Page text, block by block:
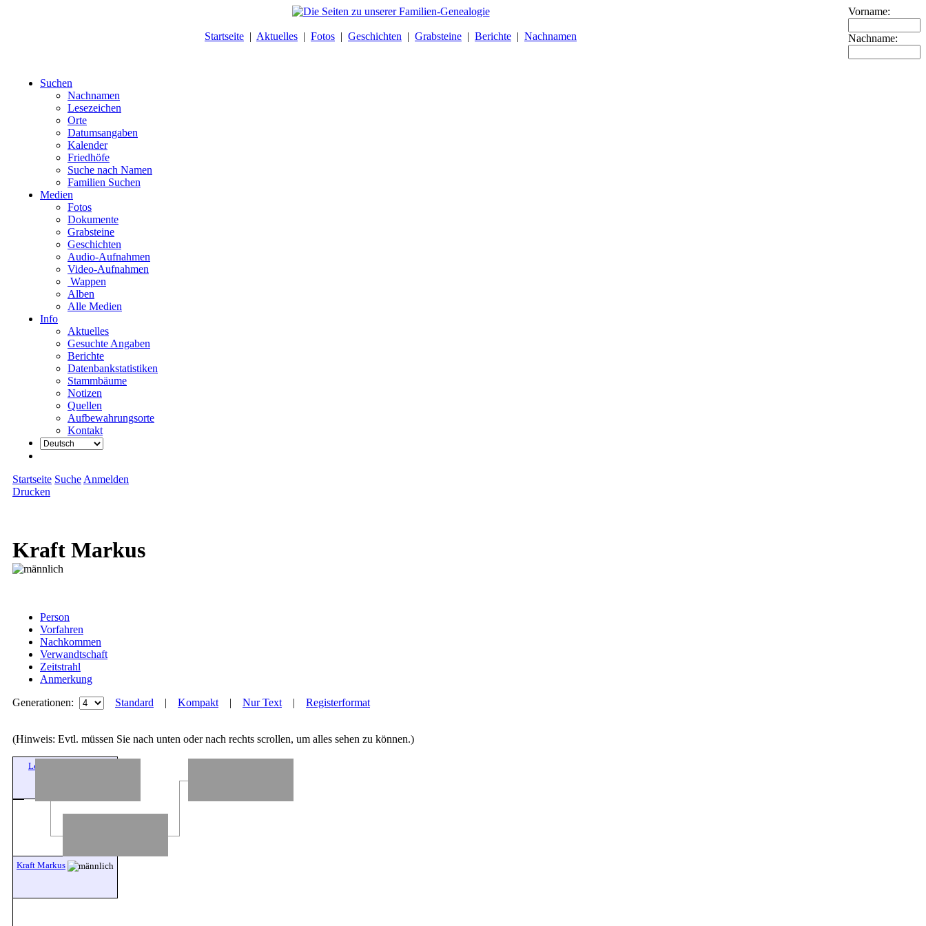
Startseite | Aktuelles | Fotos | Geschichten | Grabsteine | Berichte | Nachnamen
Vorname:
Nachname:
Suchen
Nachnamen
Lesezeichen
Orte
Datumsangaben
Kalender
Friedhöfe
Suche nach Namen
Familien Suchen
Medien
Fotos
Dokumente
Grabsteine
Geschichten
Audio-Aufnahmen
Video-Aufnahmen
Wappen
Alben
Alle Medien
Info
Aktuelles
Gesuchte Angaben
Berichte
Datenbankstatistiken
Stammbäume
Notizen
Quellen
Aufbewahrungsorte
Kontakt
Startseite Suche Anmelden
Drucken
Kraft Markus
Person
Vorfahren
Nachkommen
Verwandtschaft
Zeitstrahl
Anmerkung
Generationen:
Standard | Kompakt| Nur Text| Registerformat
(Hinweis: Evtl. müssen Sie nach unten oder nach rechts scrollen, um alles sehen zu können.)
Lebend
Kraft Markus